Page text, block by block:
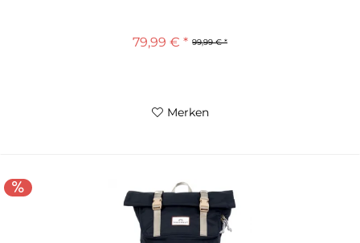
99,99 € *
79,99 € *
Merken